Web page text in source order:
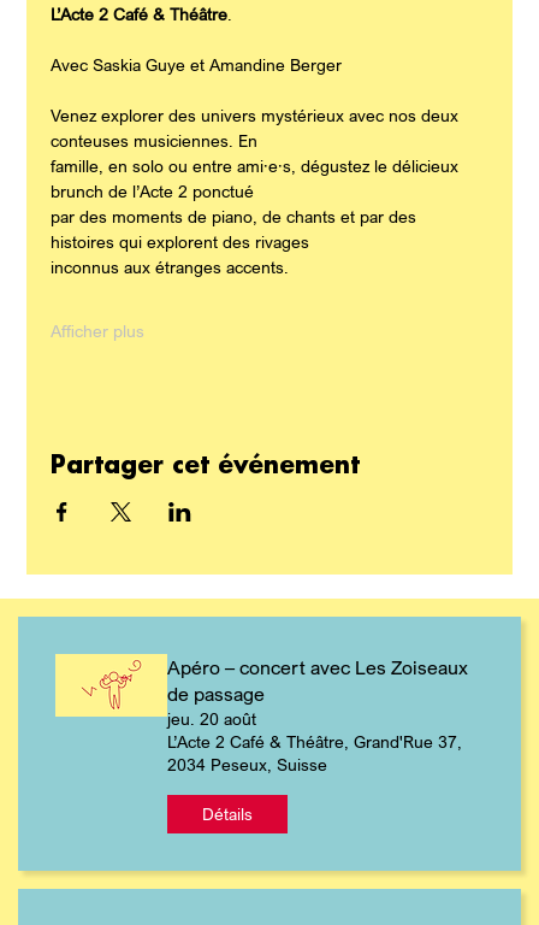
Apéro – concert avec Les Zoiseaux
de passage
jeu. 20 août
L’Acte 2 Café & Théâtre, Grand'Rue 37,
2034 Peseux, Suisse
Détails
L’Acte 2 Café & Théâtre
Avec Saskia Guye et Amandine Berger
Venez explorer des univers mystérieux avec nos deux
conteuses musiciennes. En
famille, en solo ou entre ami·e·s, dégustez le délicieux
brunch de l’Acte 2 ponctué
par des moments de piano, de chants et par des
histoires qui explorent des rivages
inconnus aux étranges accents.
Afficher plus
Partager cet événement